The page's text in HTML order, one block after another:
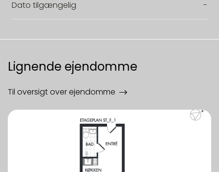
Dato tilgængelig -
Lignende ejendomme
Til oversigt over ejendomme